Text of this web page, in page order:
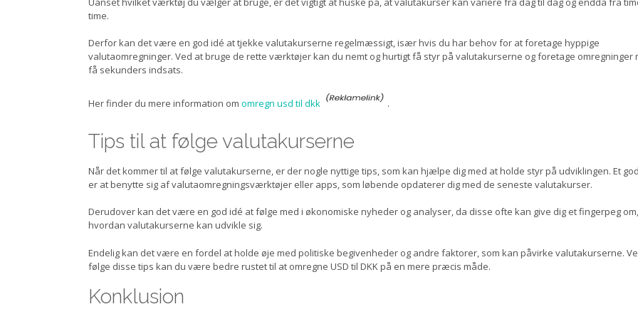
time.
Derfor kan det være en god idé at tjekke valutakurserne regelmæssigt, især hvis du har behov for at foretage hyppige
valutaomregninger. Ved at bruge de rette værktøjer kan du nemt og hurtigt få styr på valutakurserne og foretage omregninger
få sekunders indsats.
Her finder du mere information om omregn usd til dkk .
Tips til at følge valutakurserne
Når det kommer til at følge valutakurserne, er der nogle nyttige tips, som kan hjælpe dig med at holde styr på udviklingen. Et
er at benytte sig af valutaomregningsværktøjer eller apps, som løbende opdaterer dig med de seneste valutakurser.
Derudover kan det være en god idé at følge med i økonomiske nyheder og analyser, da disse ofte kan give dig et fingerpeg om,
hvordan valutakurserne kan udvikle sig.
Endelig kan det være en fordel at holde øje med politiske begivenheder og andre faktorer, som kan påvirke valutakurserne.
følge disse tips kan du være bedre rustet til at omregne USD til DKK på en mere præcis måde.
Konklusion